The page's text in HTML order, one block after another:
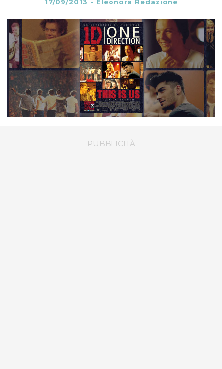
17/09/2013 - Eleonora Redazione